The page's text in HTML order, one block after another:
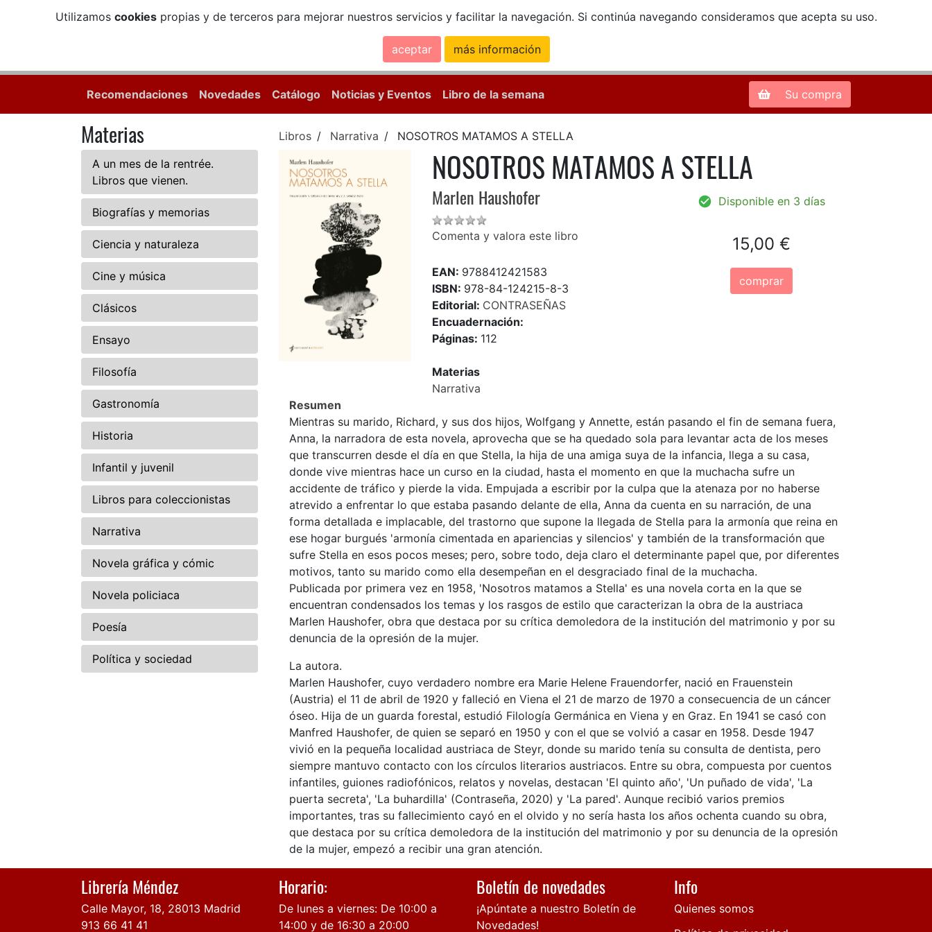
Utilizamos cookiespropias y de terceros para mejorar nuestros servicios y facilitar la navegación. Si continúa navegando consideramos que acepta su uso.
aceptar más información
Zona de Clientes
Recomendaciones Novedades Catálogo Noticias y Eventos Libro de la semana Su compra
Materias
A un mes de la rentrée.
Libros que vienen.
Biografías y memorias
Ciencia y naturaleza
Cine y música
Clásicos
Ensayo
Filosofía
Gastronomía
Historia
Infantil y juvenil
Libros para coleccionistas
Narrativa
Novela gráfica y cómic
Novela policiaca
Poesía
Política y sociedad
Libros Narrativa NOSOTROS MATAMOS A STELLA
NOSOTROS MATAMOS A STELLA
Marlen Haushofer
Comenta y valora este libro
EAN: 9788412421583
ISBN: 978-84-124215-8-3
Editorial: CONTRASEÑAS
Encuadernación:
Páginas: 112
Materias
Narrativa
Disponible en 3 días
15,00 €
comprar
Resumen
Mientras su marido, Richard, y sus dos hijos, Wolfgang y Annette, están pasando el fin de semana fuera,
Anna, la narradora de esta novela, aprovecha que se ha quedado sola para levantar acta de los meses
que transcurren desde el día en que Stella, la hija de una amiga suya de la infancia, llega a su casa,
donde vive mientras hace un curso en la ciudad, hasta el momento en que la muchacha sufre un
accidente de tráfico y pierde la vida. Empujada a escribir por la culpa que la atenaza por no haberse
atrevido a enfrentar lo que estaba pasando delante de ella, Anna da cuenta en su narración, de una
forma detallada e implacable, del trastorno que supone la llegada de Stella para la armonía que reina en
ese hogar burgués 'armonía cimentada en apariencias y silencios' y también de la transformación que
sufre Stella en esos pocos meses; pero, sobre todo, deja claro el determinante papel que, por diferentes
motivos, tanto su marido como ella desempeñan en el desgraciado final de la muchacha.
Publicada por primera vez en 1958, 'Nosotros matamos a Stella' es una novela corta en la que se
encuentran condensados los temas y los rasgos de estilo que caracterizan la obra de la austriaca
Marlen Haushofer, obra que destaca por su crítica demoledora de la institución del matrimonio y por su
denuncia de la opresión de la mujer.
La autora.
Marlen Haushofer, cuyo verdadero nombre era Marie Helene Frauendorfer, nació en Frauenstein
(Austria) el 11 de abril de 1920 y falleció en Viena el 21 de marzo de 1970 a consecuencia de un cáncer
óseo. Hija de un guarda forestal, estudió Filología Germánica en Viena y en Graz. En 1941 se casó con
Manfred Haushofer, de quien se separó en 1950 y con el que se volvió a casar en 1958. Desde 1947
vivió en la pequeña localidad austriaca de Steyr, donde su marido tenía su consulta de dentista, pero
siempre mantuvo contacto con los círculos literarios austriacos. Entre su obra, compuesta por cuentos
infantiles, guiones radiofónicos, relatos y novelas, destacan 'El quinto año', 'Un puñado de vida', 'La
puerta secreta', 'La buhardilla' (Contraseña, 2020) y 'La pared'. Aunque recibió varios premios
importantes, tras su fallecimiento cayó en el olvido y no sería hasta los años ochenta cuando su obra,
que destaca por su crítica demoledora de la institución del matrimonio y por su denuncia de la opresión
de la mujer, empezó a recibir una gran atención.
Librería Méndez
Calle Mayor, 18, 28013 Madrid
913 66 41 41
Horario:
De lunes a viernes: De 10:00 a
14:00 y de 16:30 a 20:00
Boletín de novedades
¡Apúntate a nuestro Boletín de
Novedades!
Info
Quienes somos